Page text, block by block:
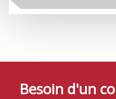
Besoin d'un